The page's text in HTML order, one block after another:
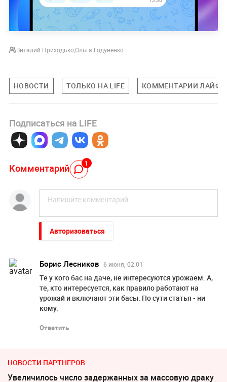
Виталий Приходько,Ольга Годуненко
НОВОСТИ ТОЛЬКО НА LIFE КОММЕНТАРИИ ЛАЙФУ
Подписаться на LIFE
Комментарий 1
Авторизоваться
Борис Лесников 6 июня, 02:01
Те у кого бас на даче, не интересуются урожаем. А,
те, кто интересуется, как правило работают на
урожай и включают эти басы. По сути статья - ни
кому.
Ответить
НОВОСТИ ПАРТНЕРОВ
Увеличилось число задержанных за массовую драку